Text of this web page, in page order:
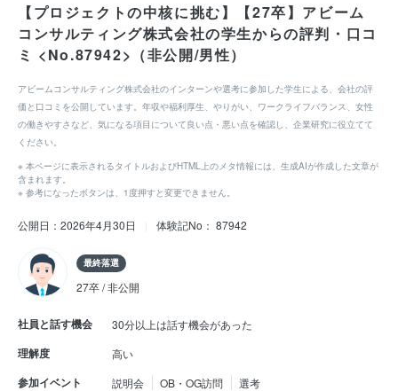
【プロジェクトの中核に挑む】【27卒】アビーム
コンサルティング株式会社の学生からの評判・口コ
ミ <No.87942>（非公開/男性）
アビームコンサルティング株式会社のインターンや選考に参加した学生による、会社の評
価と口コミを公開しています。年収や福利厚生、やりがい、ワークライフバランス、女性
の働きやすさなど、気になる項目について良い点・悪い点を確認し、企業研究に役立てて
ください。
※ 本ページに表示されるタイトルおよびHTML上のメタ情報には、生成AIが作成した文章が
含まれます。
※ 参考になったボタンは、1度押すと変更できません。
公開日：2026年4月30日 体験記No： 87942
最終落選
27卒 / 非公開
社員と話す機会 30分以上は話す機会があった
理解度 高い
参加イベント 説明会 OB・OG訪問 選考